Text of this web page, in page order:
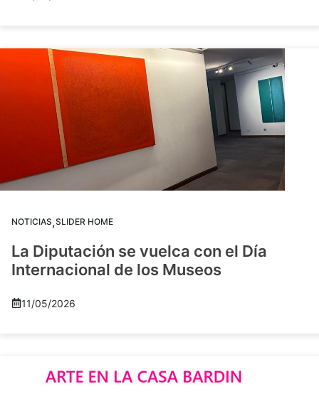
NOTICIAS,SLIDER HOME
La Diputación se vuelca con el Día
Internacional de los Museos
11/05/2026